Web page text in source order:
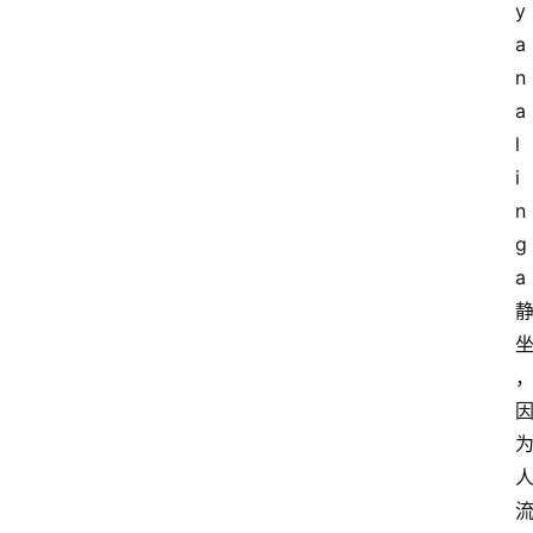
y
a
n
a
l
i
n
g
a
静
坐
，
因
为
人
流